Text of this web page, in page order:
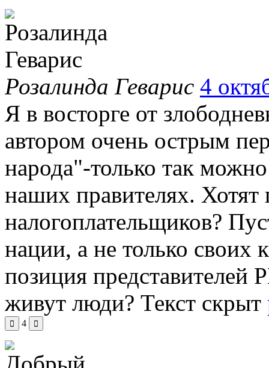
Розалинда Геварис 4
Я в восторге от
автором очень острым
народа"-только так
наших правителях. Хотят
налогоплательщиков?
нации, а не только своих
позиция представителей
живут люди? Текст скрыт
4